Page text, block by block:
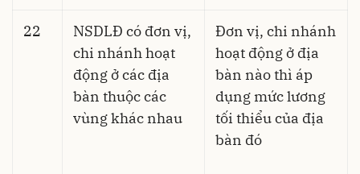
22
NSDLĐ có đơn vị,
chi nhánh hoạt
động ở các địa
bàn thuộc các
vùng khác nhau
Đơn vị, chi nhánh
hoạt động ở địa
bàn nào thì áp
dụng mức lương
tối thiểu của địa
bàn đó